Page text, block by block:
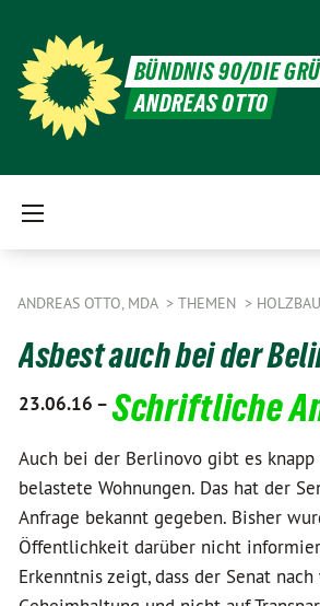
BÜNDNIS 90/DIE
ANDREAS OTTO
ANDREAS OTTO, MDA THEMEN HOLZBAU
Asbest auch bei der
23.06.16 – Schriftliche
Auch bei der Berlinovo gibt es
belastete Wohnungen. Das hat der
Anfrage bekannt gegeben. Bisher
Öffentlichkeit darüber nicht
Erkenntnis zeigt, dass der Senat